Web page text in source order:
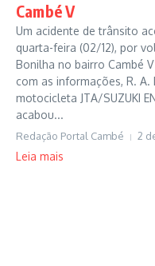
Cambé V
Um acidente de trânsito
quarta-feira (02/12), por
Bonilha no bairro Cambé
com as informações, R.
motocicleta JTA/SUZUKI
acabou...
Redação Portal Cambé 2
Leia mais